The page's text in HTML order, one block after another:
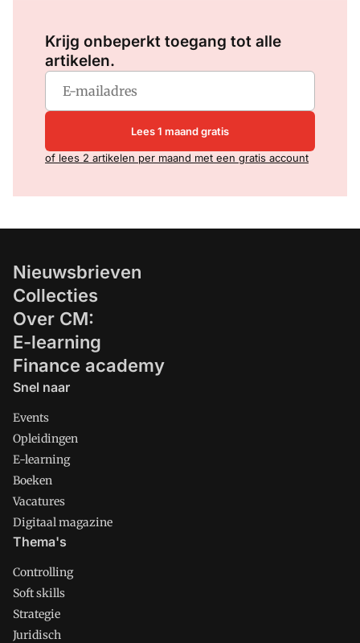
Krijg onbeperkt toegang tot alle
artikelen.
Lees 1 maand gratis
of lees 2 artikelen per maand met een gratis account
Nieuwsbrieven
Collecties
Over CM:
E-learning
Finance academy
Snel naar
Events
Opleidingen
E-learning
Boeken
Vacatures
Digitaal magazine
Thema's
Controlling
Soft skills
Strategie
Juridisch